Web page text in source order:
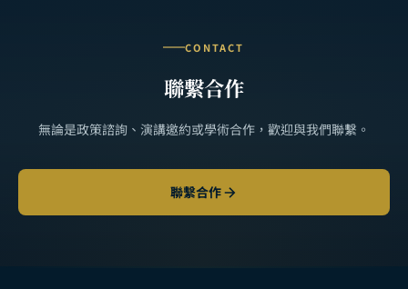
CONTACT
聯繫合作
無論是政策諮詢、演講邀約或學術合作，歡迎與我們聯繫。
聯繫合作